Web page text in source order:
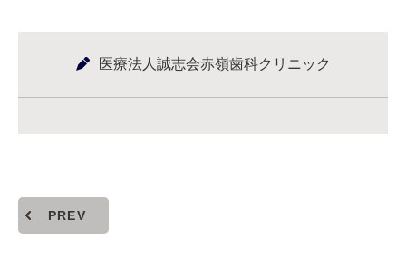
医療法人誠志会赤嶺歯科クリニック
PREV